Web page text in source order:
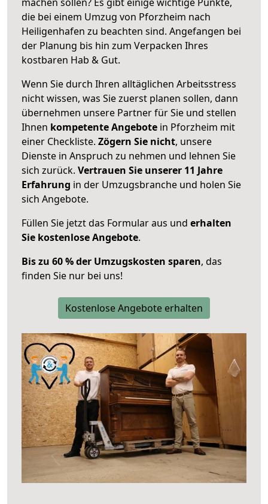
die bei einem Umzug von Pforzheim nach
Heiligenhafen zu beachten sind. Angefangen bei
der Planung bis hin zum Verpacken Ihres
kostbaren Hab & Gut.
Wenn Sie durch Ihren alltäglichen Arbeitsstress
nicht wissen, was Sie zuerst planen sollen, dann
übernehmen unsere Partner für Sie und stellen
Ihnen kompetente Angebote in Pforzheim mit
einer Checkliste. Zögern Sie nicht, unsere
Dienste in Anspruch zu nehmen und lehnen Sie
sich zurück. Vertrauen Sie unserer 11 Jahre
Erfahrung in der Umzugsbranche und holen Sie
sich Angebote.
Füllen Sie jetzt das Formular aus und erhalten
Sie kostenlose Angebote.
Bis zu 60 % der Umzugskosten sparen, das
finden Sie nur bei uns!
Kostenlose Angebote erhalten